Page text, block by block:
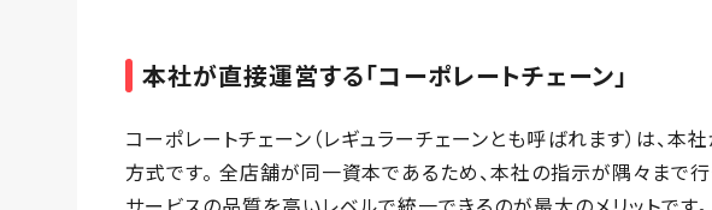
本社が直接運営する「コーポレートチェーン」
コーポレートチェーン（レギュラーチェーンとも呼ばれます）は、本
方式です。 全店舗が同一資本であるため、本社の指示が隅々まで行